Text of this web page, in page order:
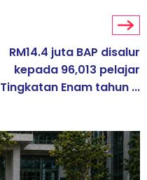
RM14.4 juta BAP disalur
kepada 96,013 pelajar
Tingkatan Enam tahun ...